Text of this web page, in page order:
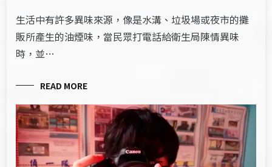
生活中有許多異味來源，像是水溝、垃圾場或夜市的攤
販所產生的油煙味，當民眾打電話給衛生局陳情異味
時，並…
READ MORE